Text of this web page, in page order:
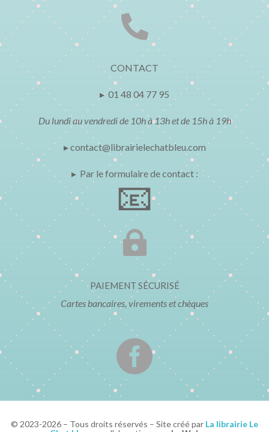

CONTACT
▸ 01 48 04 77 95
Du lundi au vendredi de 10h à 13h et de 15h à 19h
▸ contact@librairielechatbleu.com
▸ Par le formulaire de contact :
📧

PAIEMENT SÉCURISÉ
Cartes bancaires, virements et chèques

© 2023-2026 – Tous droits réservés – Site créé par La librairie Le